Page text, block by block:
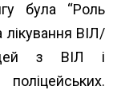
була “Роль
лікування ВІЛ/
з ВІЛ і